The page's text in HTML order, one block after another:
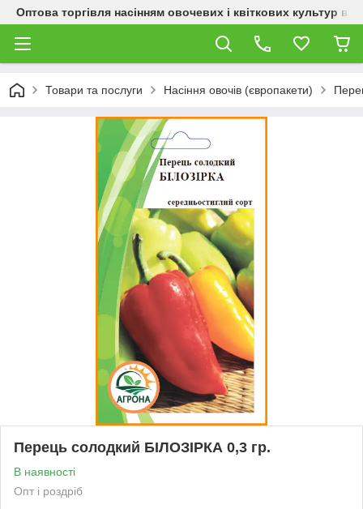
Оптова торгівля насінням овочевих і квіткових культур
Товари та послуги Насіння овочів (європакети)
Перець солодкий БІЛОЗІРКА 0,3 гр.
В наявності
Опт і роздріб